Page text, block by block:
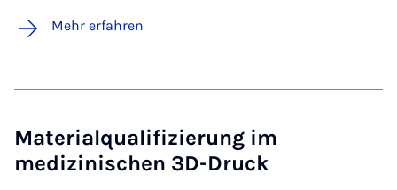
Mehr erfahren
Materialqualifizierung im
medizinischen 3D-Druck